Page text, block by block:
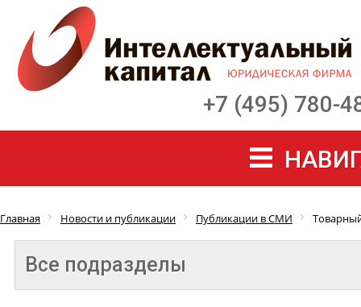
+7 (495) 780-
Главная Новости и публикации Публикации в СМИ
Все подразделы